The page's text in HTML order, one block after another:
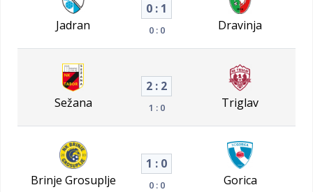
Jadran
0 : 1
0 : 0 Dravinja
Sežana
2 : 2
1 : 0 Triglav
Brinje Grosuplje
1 : 0
0 : 0 Gorica